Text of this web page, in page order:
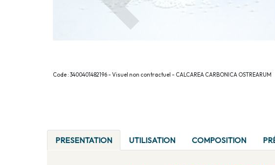
Code : 3400401482196 - Visuel non contractuel - CALCAREA CARBONICA OSTREARUM
PRESENTATION UTILISATION COMPOSITION